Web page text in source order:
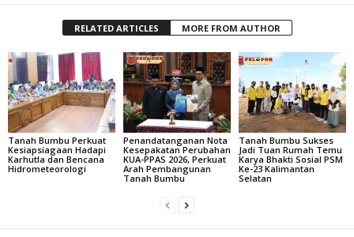
RELATED ARTICLES MORE FROM AUTHOR
Tanah Bumbu Perkuat
Kesiapsiagaan Hadapi
Karhutla dan Bencana
Hidrometeorologi
Penandatanganan Nota
Kesepakatan Perubahan
KUA-PPAS 2026, Perkuat
Arah Pembangunan
Tanah Bumbu
Tanah Bumbu Sukses
Jadi Tuan Rumah Temu
Karya Bhakti Sosial PSM
Ke-23 Kalimantan
Selatan